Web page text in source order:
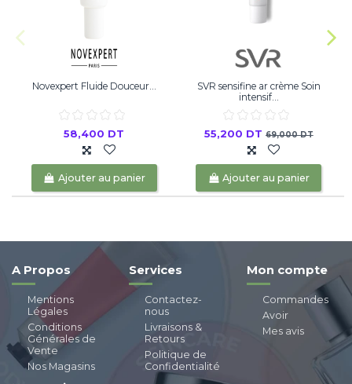
Novexpert Fluide Douceur...
58,400 DT
Ajouter au panier
SVR sensifine ar crème Soin
intensif...
55,200 DT 69,000 DT
Ajouter au panier
A Propos
Mentions
Légales
Conditions
Générales de
Vente
Nos Magasins
Services
Contactez-
nous
Livraisons &
Retours
Politique de
Confidentialité
Mon compte
Commandes
Avoir
Mes avis